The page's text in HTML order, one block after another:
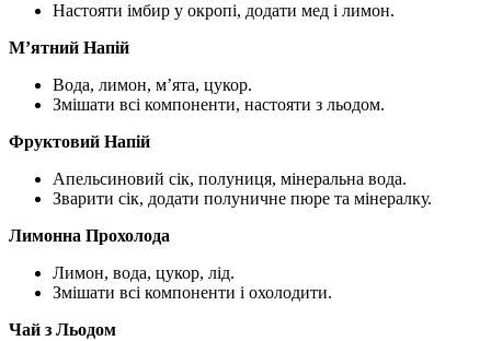
Настояти імбир у окропі, додати мед і лимон.
М’ятний Напій
Вода, лимон, м’ята, цукор.
Змішати всі компоненти, настояти з льодом.
Фруктовий Напій
Апельсиновий сік, полуниця, мінеральна вода.
Зварити сік, додати полуничне пюре та мінералку.
Лимонна Прохолода
Лимон, вода, цукор, лід.
Змішати всі компоненти і охолодити.
Чай з Льодом